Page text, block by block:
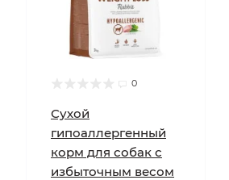
0
Сухой
гипоаллергенный
корм для собак с
избыточным весом